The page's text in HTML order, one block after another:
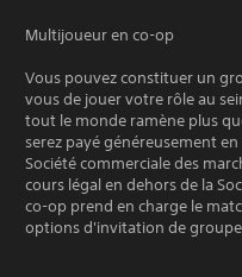
Multijoueur en co-op
Vous pouvez constituer un
vous de jouer votre rôle au
tout le monde ramène plus
serez payé généreusement
Société commerciale des
cours légal en dehors de la
co-op prend en charge le
options d'invitation de